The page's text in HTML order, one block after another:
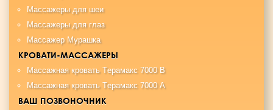
Массажеры для шеи
Массажеры для глаз
Массажер Мурашка
КРОВАТИ-МАССАЖЕРЫ
Maccaжная крoвaть Tерамакс 7000 B
Maccaжная кровать Tерамакс 7000 А
ВАШ ПОЗВОНОЧНИК